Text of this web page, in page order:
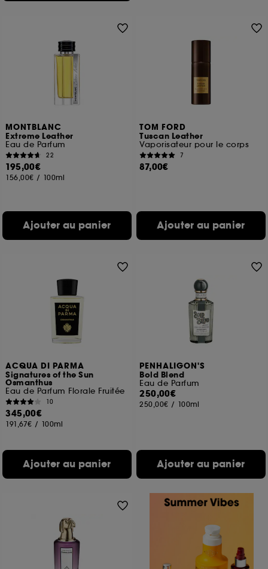
MONTBLANC
Extreme Leather
Eau de Parfum
22
195,00€
156,00€ / 100ml
Ajouter au panier
TOM FORD
Tuscan Leather
Vaporisateur pour le corps
7
87,00€
Ajouter au panier
ACQUA DI PARMA
Signatures of the Sun
Osmanthus
Eau de Parfum Florale Fruitée
10
345,00€
191,67€ / 100ml
Ajouter au panier
PENHALIGON'S
Bold Blend
Eau de Parfum
250,00€
250,00€ / 100ml
Ajouter au panier